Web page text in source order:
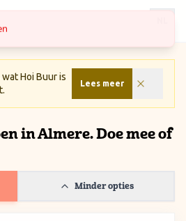
wat Hoi Buur is
Lees meer
in Almere. Doe mee of
Minder opties